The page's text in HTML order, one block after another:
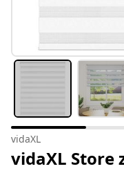
vidaXL
vidaXL Store